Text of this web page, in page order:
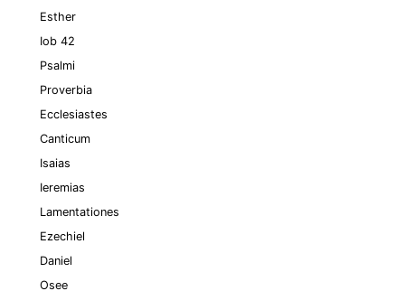
Esther
Iob 42
Psalmi
Proverbia
Ecclesiastes
Canticum
Isaias
Ieremias
Lamentationes
Ezechiel
Daniel
Osee